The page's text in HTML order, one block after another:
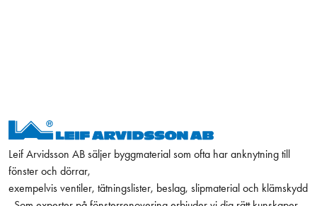
Leif Arvidsson AB säljer byggmaterial som ofta har anknytning till
fönster och dörrar,
exempelvis ventiler, tätningslister, beslag, slipmaterial och klämskydd